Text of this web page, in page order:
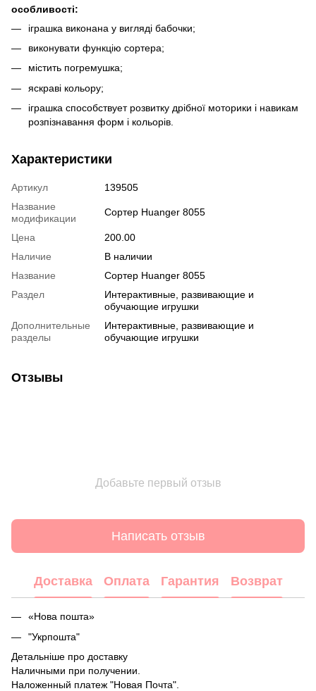
особливості:
іграшка виконана у вигляді бабочки;
виконувати функцію сортера;
містить погремушка;
яскраві кольору;
іграшка способствует розвитку дрібної моторики і навикам
розпізнавання форм і кольорів.
Характеристики
Артикул
139505
Название
модификации
Сортер Huanger 8055
Цена
200.00
Наличие
В наличии
Название
Сортер Huanger 8055
Раздел
Интерактивные, развивающие и
обучающие игрушки
Дополнительные
разделы
Интерактивные, развивающие и
обучающие игрушки
Отзывы
Добавьте первый отзыв
Написать отзыв
Доставка Оплата Гарантия Возврат
«Нова пошта»
"Укрпошта"
Детальніше про доставку
Наличными при получении.
Наложенный платеж "Новая Почта".